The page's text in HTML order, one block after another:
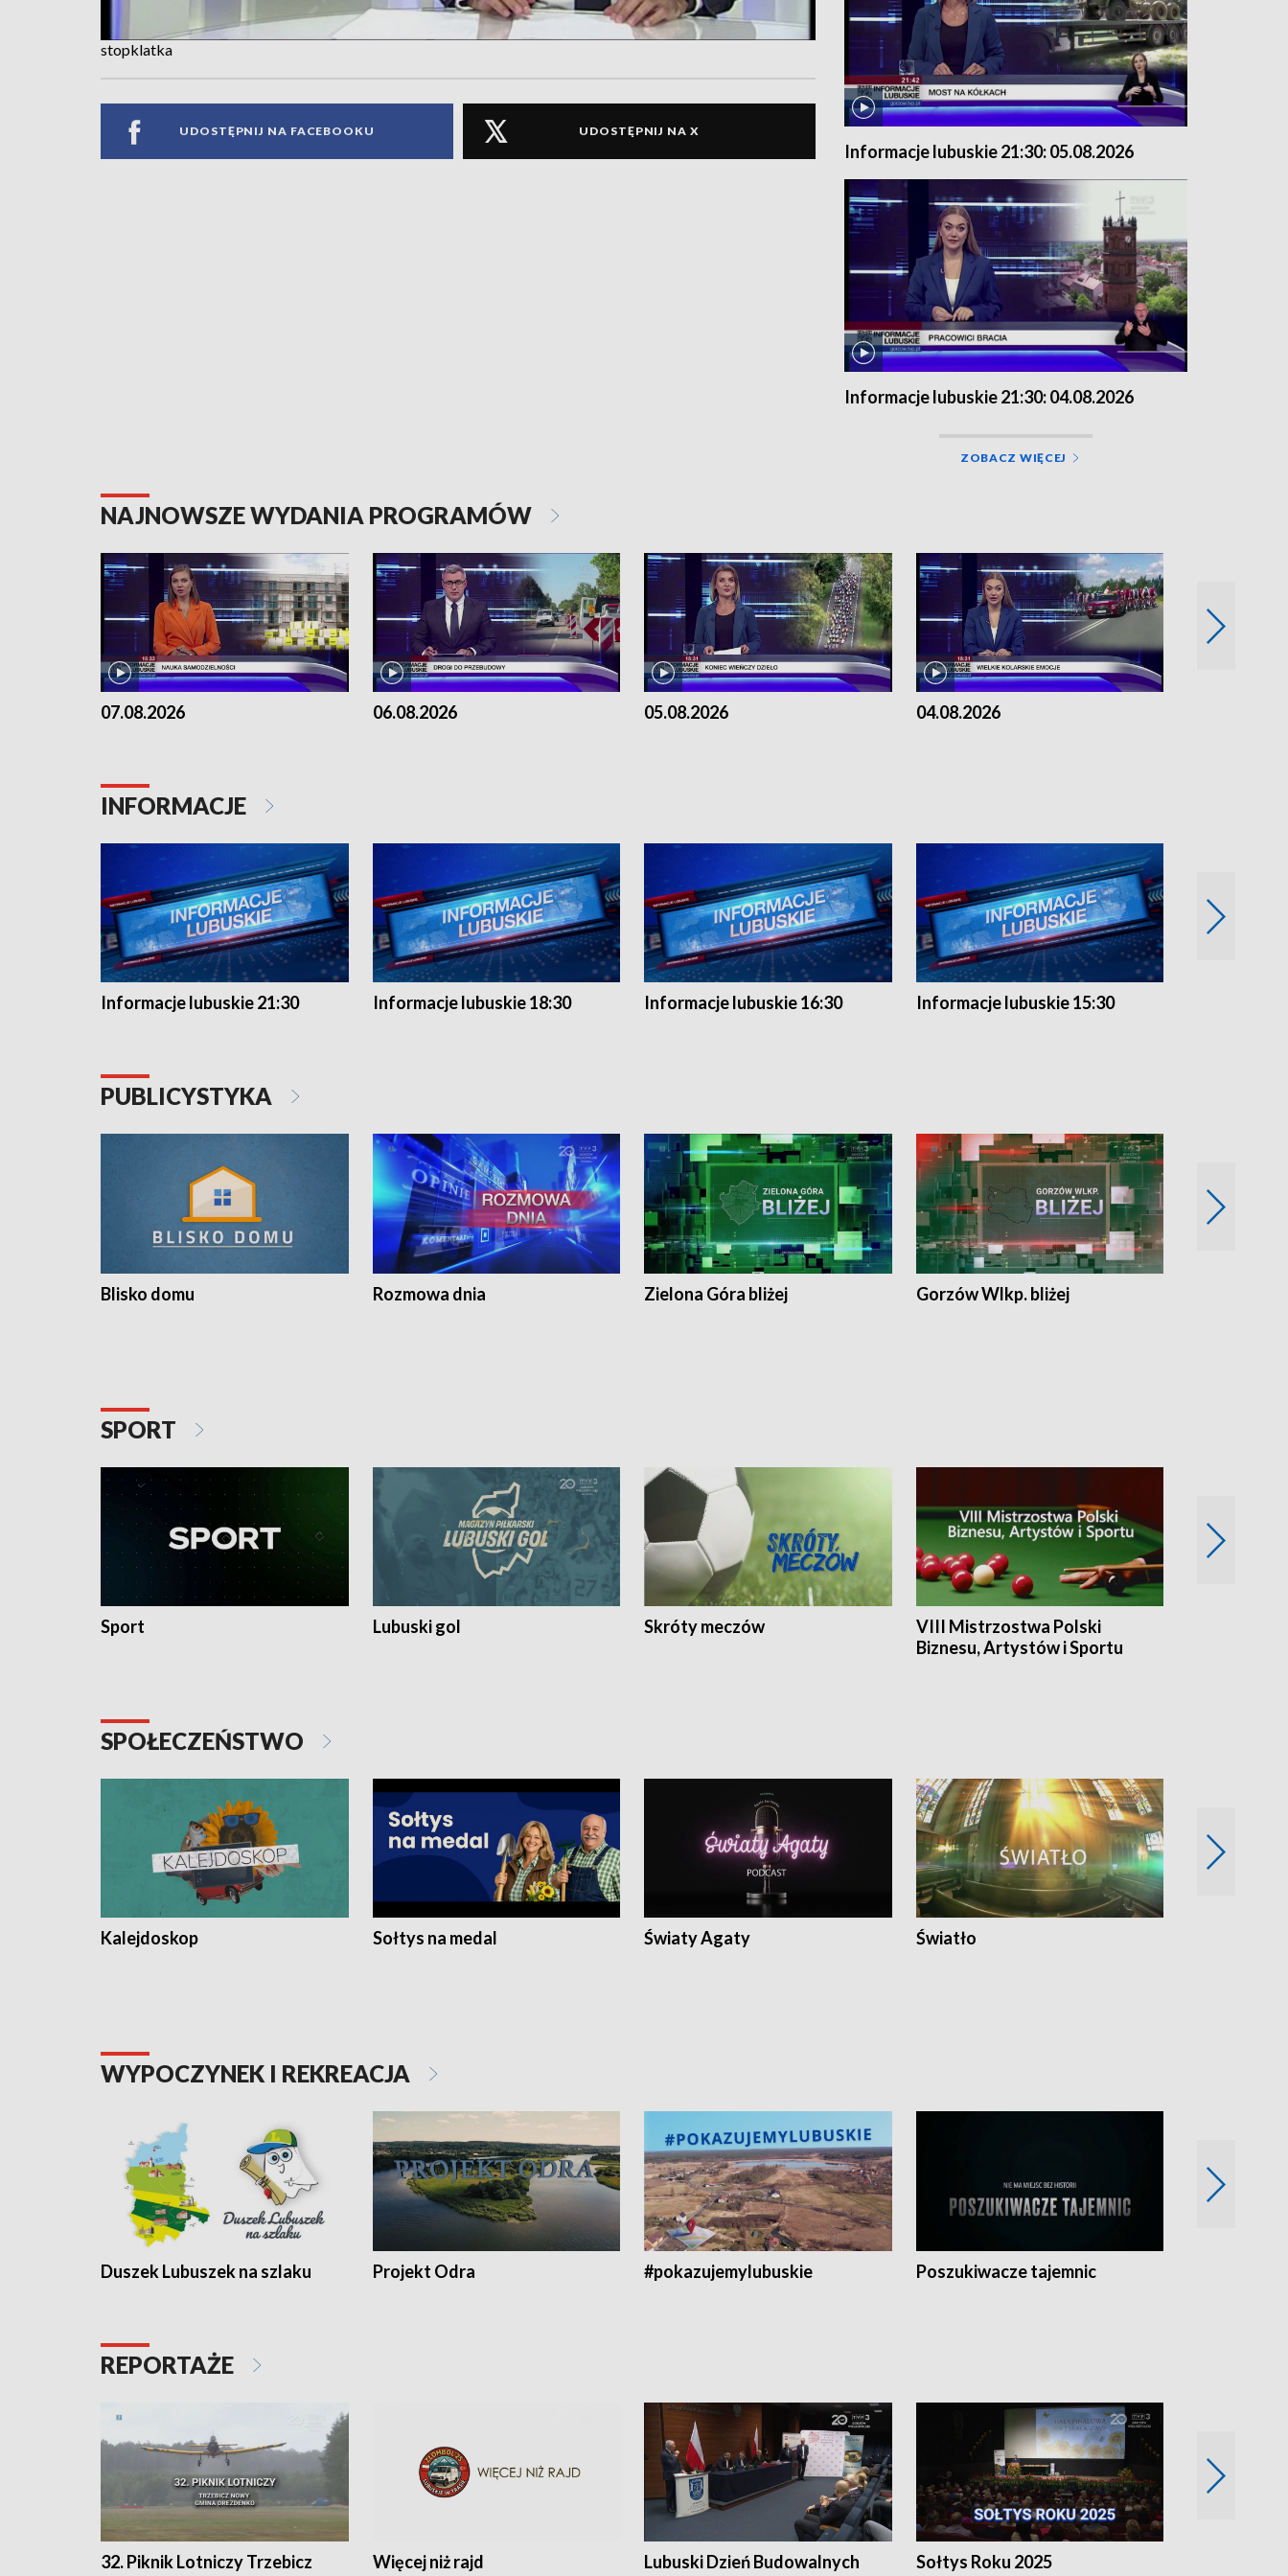
stopklatka
UDOSTĘPNIJ NA FACEBOOKU UDOSTĘPNIJ NA X
Informacje lubuskie 21:30: 05.08.2026
Informacje lubuskie 21:30: 04.08.2026
ZOBACZ WIĘCEJ
NAJNOWSZE WYDANIA PROGRAMÓW
07.08.2026 06.08.2026 05.08.2026 04.08.2026
INFORMACJE
Informacje lubuskie 21:30 Informacje lubuskie 18:30 Informacje lubuskie 16:30 Informacje lubuskie 15:30
PUBLICYSTYKA
Blisko domu Rozmowa dnia Zielona Góra bliżej Gorzów Wlkp. bliżej
SPORT
Sport Lubuski gol Skróty meczów
VIII Mistrzostwa Polski
Biznesu, Artystów i Sportu
SPOŁECZEŃSTWO
Kalejdoskop Sołtys na medal Światy Agaty Światło
WYPOCZYNEK I REKREACJA
Duszek Lubuszek na szlaku Projekt Odra #pokazujemylubuskie Poszukiwacze tajemnic
REPORTAŻE
32. Piknik Lotniczy Trzebicz
Więcej niż rajd Lubuski Dzień Budowalnych Sołtys Roku 2025